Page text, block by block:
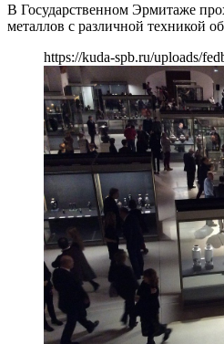
В Государственном Эрмитаже
металлов с различной техникой
https://kuda-spb.ru/uploads/